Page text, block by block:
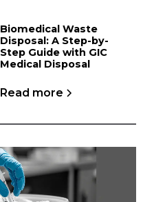
Biomedical Waste
Disposal: A Step-by-
Step Guide with GIC
Medical Disposal
Read more